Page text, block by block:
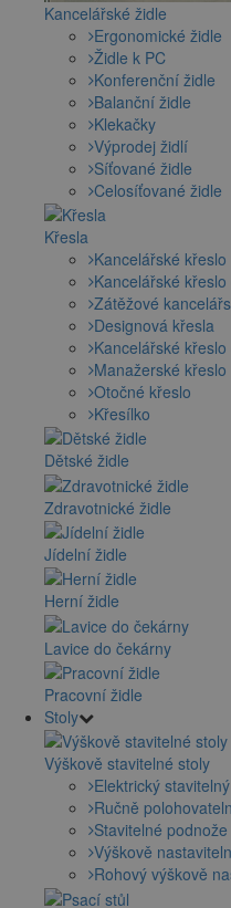
Kancelářské židle
Ergonomické židle
Židle k PC
Konferenční židle
Balanční židle
Klekačky
Výprodej židlí
Síťované židle
Celosíťované židle
Křesla
Kancelářské křeslo
Kancelářské
Zátěžové
Designová křesla
Kancelářské
Manažerské křeslo
Otočné křeslo
Křesílko
Dětské židle
Zdravotnické židle
Jídelní židle
Herní židle
Lavice do čekárny
Pracovní židle
Stoly
Výškově stavitelné stoly
Elektrický
Ručně
Stavitelné podnože
Výškově
Rohový výškově